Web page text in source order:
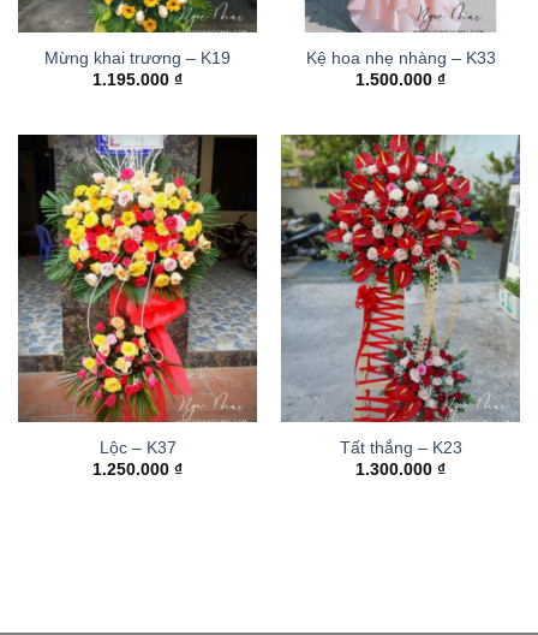
Mừng khai trương – K19
1.195.000 ₫
Kệ hoa nhẹ nhàng – K33
1.500.000 ₫
Lộc – K37
1.250.000 ₫
Tất thắng – K23
1.300.000 ₫